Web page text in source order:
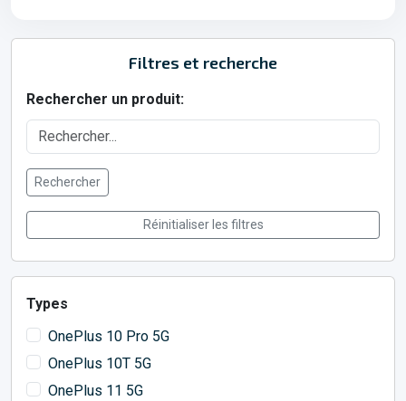
Filtres et recherche
Rechercher un produit:
Rechercher
Réinitialiser les filtres
Types
OnePlus 10 Pro 5G
OnePlus 10T 5G
OnePlus 11 5G